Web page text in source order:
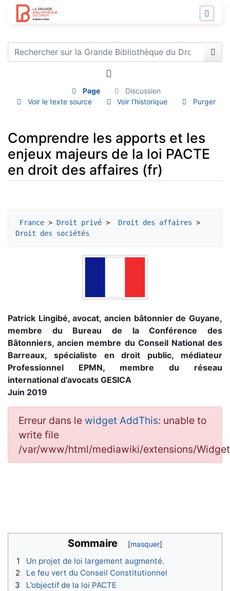
Page
Discussion
Voir le texte source
Voir l’historique Purger
Comprendre les apports et les
enjeux majeurs de la loi PACTE
en droit des affaires (fr)
France > Droit privé > Droit des affaires
Droit des sociétés
Patrick Lingibé, avocat, ancien bâtonnier de Guyane,
membre du Bureau de la Conférence des
Bâtonniers, ancien membre du Conseil National des
Barreaux, spécialiste en droit public, médiateur
Professionnel EPMN, membre du réseau
international d’avocats GESICA
Juin 2019
Erreur dans le widget AddThis: unable to
write file
/var/www/html/mediawiki/extensions/
Sommaire
1
Un projet de loi largement augmenté.
2
Le feu vert du Conseil Constitutionnel
3
L’objectif de la loi PACTE